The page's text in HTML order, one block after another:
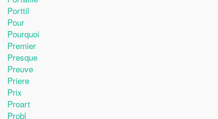
Porttil
Pour
Pourquoi
Premier
Presque
Preuve
Priere
Prix
Proart
Probl